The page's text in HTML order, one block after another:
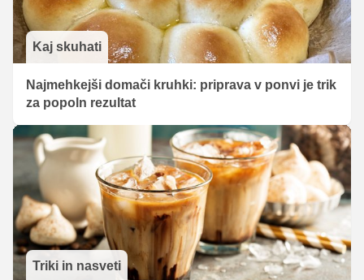
Kaj skuhati
Najmehkejši domači kruhki: priprava v ponvi je trik
za popoln rezultat
Triki in nasveti